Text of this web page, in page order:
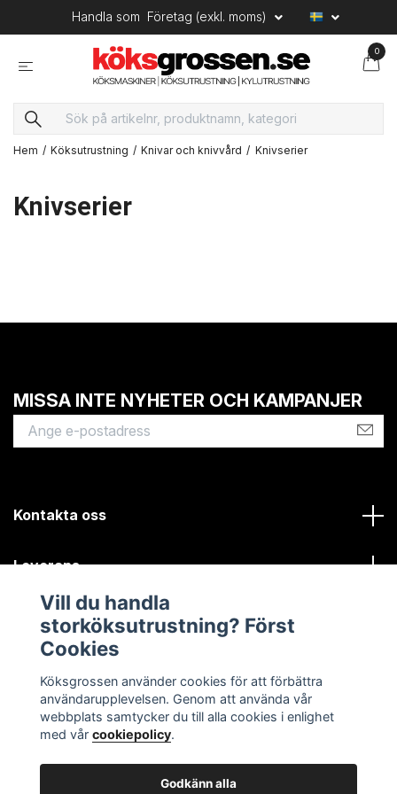
Handla som Företag (exkl. moms)
0
Hem Köksutrustning Knivar och knivvård Knivserier
Knivserier
MISSA INTE NYHETER OCH KAMPANJER
Kontakta oss
Leverans
Kundinformation
Vill du handla
storköksutrustning? Först
Cookies
Köksgrossen använder cookies för att förbättra
användarupplevelsen. Genom att använda vår
webbplats samtycker du till alla cookies i enlighet
med vår cookiepolicy.
Godkänn alla